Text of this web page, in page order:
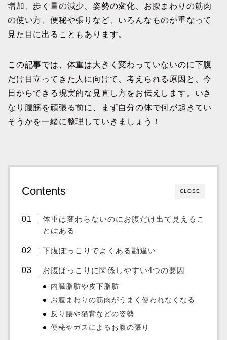
増加、歩く量の減少、姿勢の変化、お腹まわりの筋肉
の使い方、便秘や張りなど、いろんなものが重なって
見た目に出ることもあります。
この記事では、体重は大きく変わっていないのに下腹
だけ目立ってきた人に向けて、考えられる原因と、今
日からできる現実的な見直し方をお伝えします。いき
なり腹筋を頑張る前に、まず自分の体で何が起きてい
そうかを一緒に整理していきましょう！
CLOSE
Contents
体重は変わらないのにお腹だけ出て見えるこ
とはある
下腹ぽっこりでよくある勘違い
お腹ぽっこりに関係しやすい4つの要因
内臓脂肪や皮下脂肪
お腹まわりの筋肉がうまく使われなくなる
反り腰や猫背などの姿勢
便秘やガスによるお腹の張り